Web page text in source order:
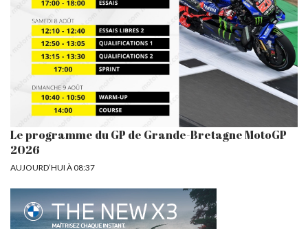
Le programme du GP de Grande-Bretagne MotoGP
2026
AUJOURD’HUI À 08:37